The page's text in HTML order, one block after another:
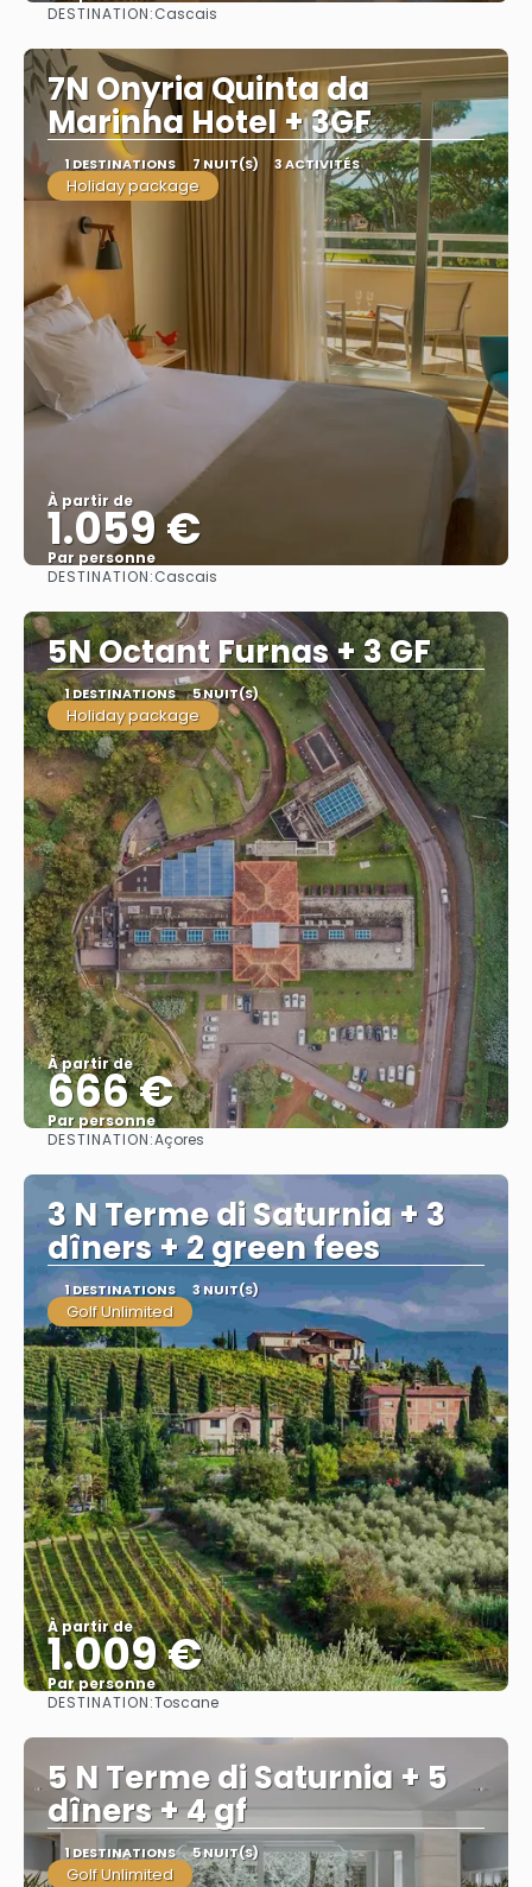
DESTINATION:Cascais
7N Onyria Quinta da
Marinha Hotel + 3GF
1 DESTINATIONS 7 NUIT(S) 3 ACTIVITÉS
Holiday package
À partir de
1.059 €
Par personne
DESTINATION:Cascais
5N Octant Furnas + 3 GF
1 DESTINATIONS 5 NUIT(S)
Holiday package
À partir de
666 €
Par personne
DESTINATION:Açores
3 N Terme di Saturnia + 3
dîners + 2 green fees
1 DESTINATIONS 3 NUIT(S)
Golf Unlimited
À partir de
1.009 €
Par personne
DESTINATION:Toscane
5 N Terme di Saturnia + 5
dîners + 4 gf
1 DESTINATIONS 5 NUIT(S)
Golf Unlimited